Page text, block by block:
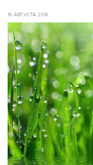
16 АВГУСТА 2016